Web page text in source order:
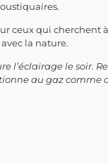
ceux qui cherchent
la nature.
l’éclairage le soir.
au gaz comme